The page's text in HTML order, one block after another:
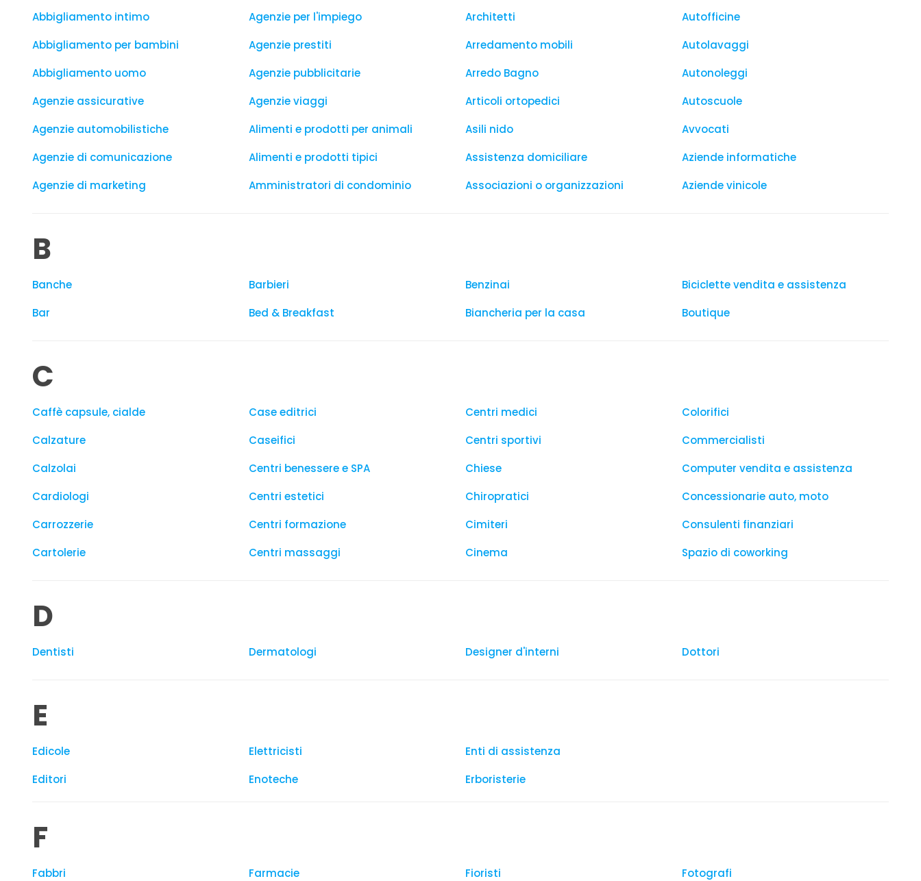
Abbigliamento intimo
Abbigliamento per bambini
Abbigliamento uomo
Agenzie assicurative
Agenzie automobilistiche
Agenzie di comunicazione
Agenzie di marketing
Agenzie per l'impiego
Agenzie prestiti
Agenzie pubblicitarie
Agenzie viaggi
Alimenti e prodotti per animali
Alimenti e prodotti tipici
Amministratori di condominio
Architetti
Arredamento mobili
Arredo Bagno
Articoli ortopedici
Asili nido
Assistenza domiciliare
Associazioni o organizzazioni
Autofficine
Autolavaggi
Autonoleggi
Autoscuole
Avvocati
Aziende informatiche
Aziende vinicole
B
Banche
Bar
Barbieri
Bed & Breakfast
Benzinai
Biancheria per la casa
Biciclette vendita e assistenza
Boutique
C
Caffè capsule, cialde
Calzature
Calzolai
Cardiologi
Carrozzerie
Cartolerie
Case editrici
Caseifici
Centri benessere e SPA
Centri estetici
Centri formazione
Centri massaggi
Centri medici
Centri sportivi
Chiese
Chiropratici
Cimiteri
Cinema
Colorifici
Commercialisti
Computer vendita e assistenza
Concessionarie auto, moto
Consulenti finanziari
Spazio di coworking
D
Dentisti Dermatologi Designer d'interni Dottori
E
Edicole
Editori
Elettricisti
Enoteche
Enti di assistenza
Erboristerie
F
Fabbri
Farmacie
Fioristi
Fotografi